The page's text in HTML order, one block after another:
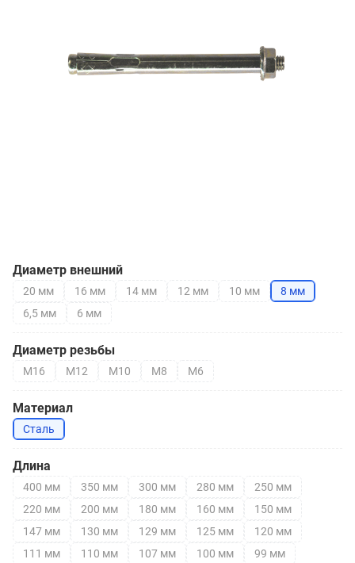
Диаметр внешний
20 мм 16 мм 14 мм 12 мм 10 мм
8 мм
6,5 мм
6 мм
Диаметр резьбы
М16 М12 М10 М8 М6
Материал
Сталь
Длина
400 мм 350 мм 300 мм 280 мм
250 мм
220 мм
200 мм 180 мм 160 мм
150 мм
147 мм
130 мм 129 мм 125 мм
120 мм
111 мм
110 мм 107 мм 100 мм
99 мм